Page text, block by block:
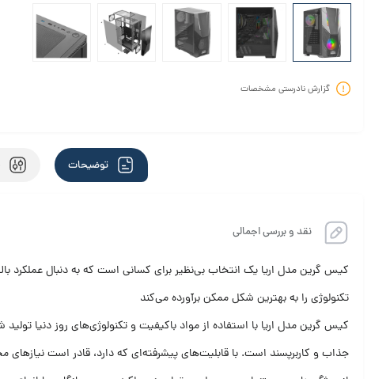
گزارش نادرستی مشخصات
توضیحات
نقد و بررسی اجمالی
کیس گرین مدل اریا یک انتخاب بی‌نظیر برای کسانی است که به دنبال عملکرد
تکنولوژی را به بهترین شکل ممکن برآورده می‌کند
کیس گرین مدل اریا با استفاده از مواد باکیفیت و تکنولوژی‌های روز دنیا
جذاب و کاربرپسند است. با قابلیت‌های پیشرفته‌ای که دارد، قادر است نیازهای